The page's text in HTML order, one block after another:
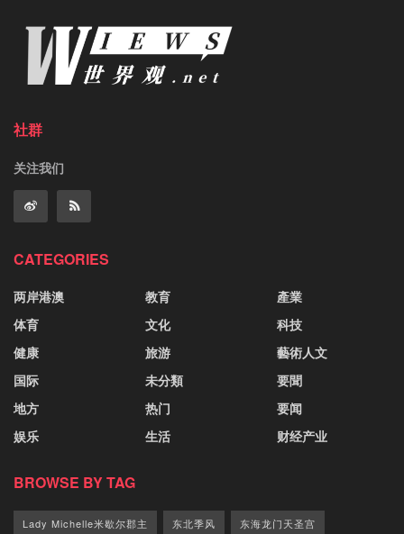
社群
关注我们
CATEGORIES
两岸港澳
体育
健康
国际
地方
娱乐
教育
文化
旅游
未分類
热门
生活
產業
科技
藝術人文
要聞
要闻
财经产业
BROWSE BY TAG
Lady Michelle米歇尔郡主 东北季风 东海龙门天圣宫